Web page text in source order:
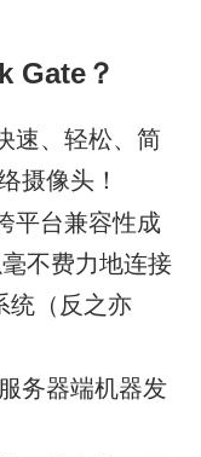
Gate？
速、轻松、简
摄像头！
平台兼容性成
不费力地连接
统（反之亦
务器端机器发